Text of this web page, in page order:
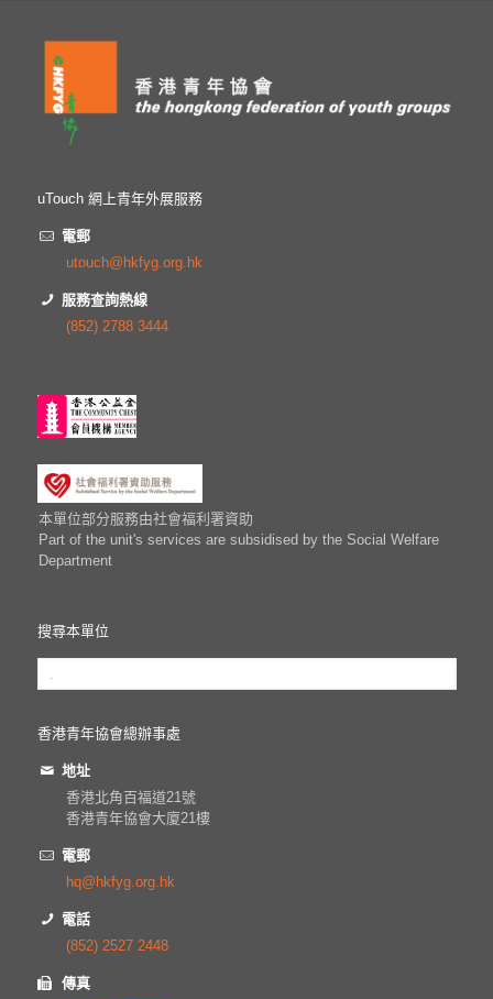
uTouch 網上青年外展服務
電郵
utouch@hkfyg.org.hk
服務查詢熱線
(852) 2788 3444
本單位部分服務由社會福利署資助
Part of the unit's services are subsidised by the Social Welfare
Department
搜尋本單位
香港青年協會總辦事處
地址
香港北角百福道21號
香港青年協會大廈21樓
電郵
hq@hkfyg.org.hk
電話
(852) 2527 2448
傳真